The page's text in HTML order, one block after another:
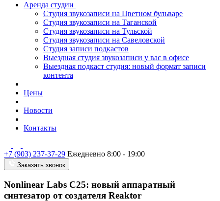
Аренда студии
Студия звукозаписи на Цветном бульваре
Студия звукозаписи на Таганской
Студия звукозаписи на Тульской
Студия звукозаписи на Савеловской
Студия записи подкастов
Выездная студия звукозаписи у вас в офисе
Выездная подкаст студия: новый формат записи
контента
Цены
Новости
Контакты
+7 (903) 237-37-29 Ежедневно 8:00 - 19:00
Заказать звонок
Nonlinear Labs C25: новый аппаратный
синтезатор от создателя Reaktor